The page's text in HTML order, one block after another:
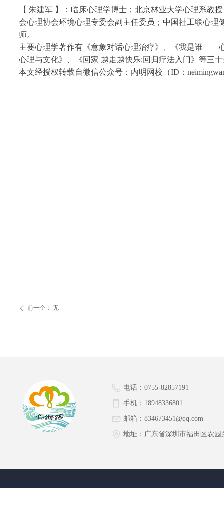
【 朱建军 】：临床心理学博士；北京林业大学心理系
会心理协会环境心理专委会副主任委员；中国社工联心
师。
主要心理学著作有《意象对话心理治疗》、《我是谁——
心理与文化》、《回家 越走越快乐:回归疗法入门》等三
本文经授权转载自微信公众号：内明网校（ID：
ꄴ 前一个： 无
电话： 0755-82857191
手机： 18948336801
邮箱： 834673451@qq.com
地址： 广东省深圳市福田区农园